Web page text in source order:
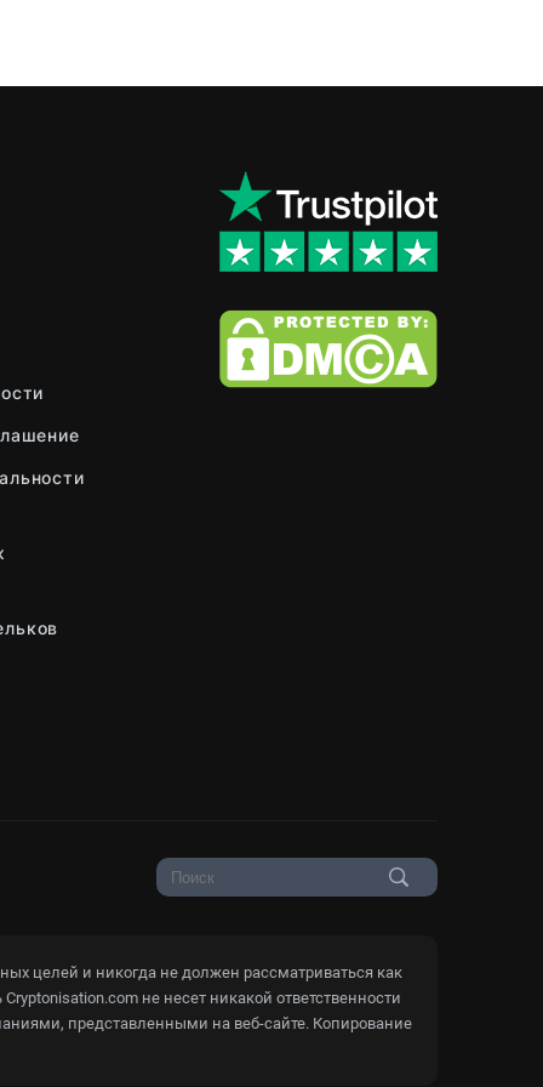
целей и никогда не должен рассматриваться как
не несет никакой ответственности
представленными на веб-сайте. Копирование